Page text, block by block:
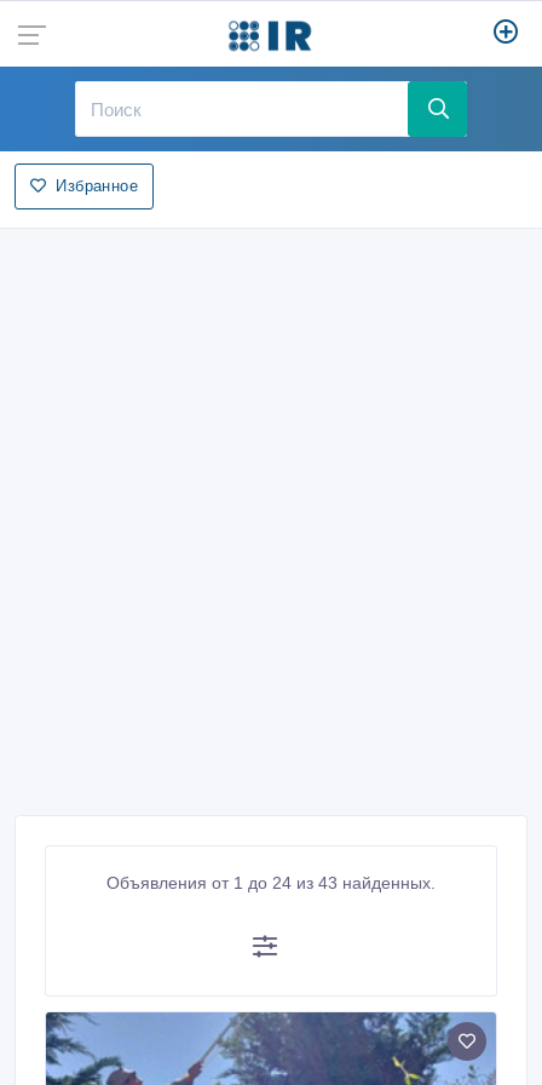
Избранное
Объявления от 1 до 24 из 43 найденных.